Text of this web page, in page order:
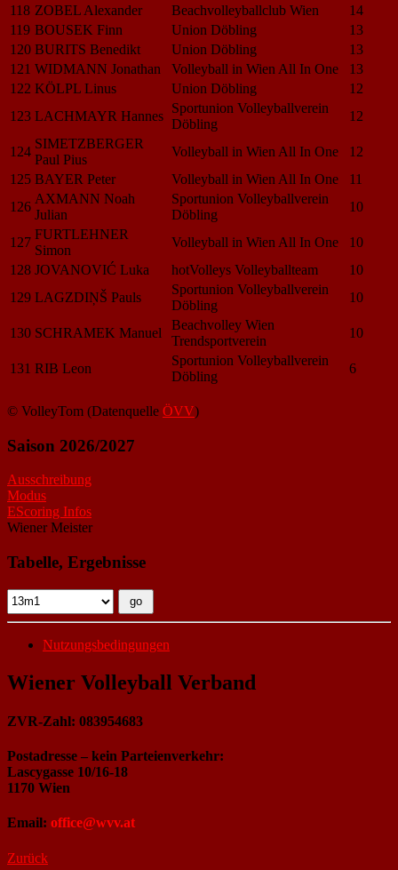
118 ZOBEL Alexander Beachvolleyballclub Wien
14
119 BOUSEK Finn Union Döbling
13
120 BURITS Benedikt Union Döbling
13
121 WIDMANN Jonathan Volleyball in Wien All In One
13
122 KÖLPL Linus Union Döbling
12
123 LACHMAYR Hannes
Sportunion Volleyballverein
Döbling
12
124
SIMETZBERGER
Paul Pius
Volleyball in Wien All In One
12
125 BAYER Peter Volleyball in Wien All In One
11
126
AXMANN Noah
Julian
Sportunion Volleyballverein
Döbling
10
127
FURTLEHNER
Simon
Volleyball in Wien All In One
10
128 JOVANOVIĆ Luka hotVolleys Volleyballteam
10
129 LAGZDIŅŠ Pauls
Sportunion Volleyballverein
Döbling
10
130 SCHRAMEK Manuel
Beachvolley Wien
Trendsportverein
10
131 RIB Leon
Sportunion Volleyballverein
Döbling
6
© VolleyTom (Datenquelle ÖVV)
Saison 2026/2027
Ausschreibung
Modus
EScoring Infos
Wiener Meister
Tabelle, Ergebnisse
Nutzungsbedingungen
Wiener Volleyball Verband
ZVR-Zahl: 083954683
Postadresse – kein Parteienverkehr:
Lascygasse 10/16-18
1170 Wien
Email: office@wvv.at
Zurück